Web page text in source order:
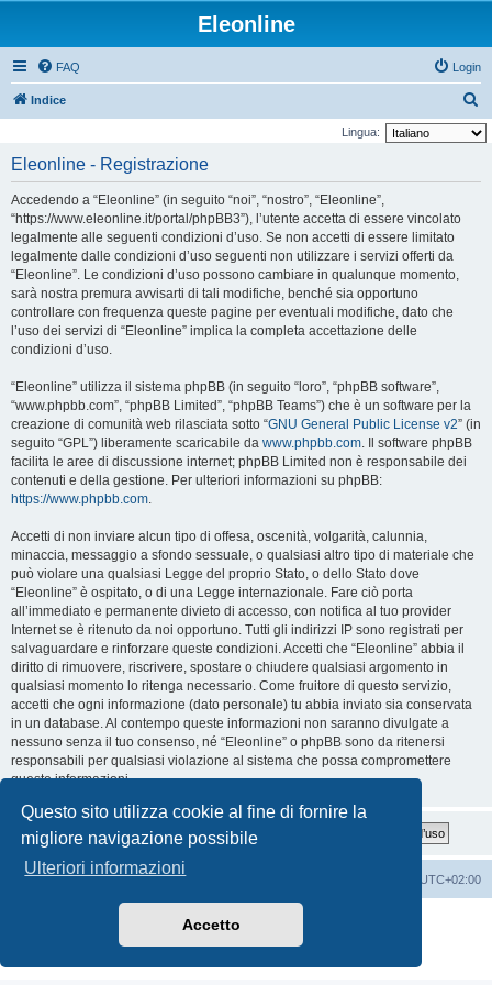
Questo sito utilizza cookie al fine di fornire la
migliore navigazione possibile
Ulteriori informazioni
Accetto
Eleonline
FAQ Login
Indice
e
Lingua:
Eleonline - Registrazione
Accedendo a “Eleonline” (in seguito “noi”, “nostro”, “Eleonline”,
“https://www.eleonline.it/portal/phpBB3”), l’utente accetta di essere vincolato
legalmente alle seguenti condizioni d’uso. Se non accetti di essere limitato
legalmente dalle condizioni d’uso seguenti non utilizzare i servizi offerti da
“Eleonline”. Le condizioni d’uso possono cambiare in qualunque momento,
sarà nostra premura avvisarti di tali modifiche, benché sia opportuno
controllare con frequenza queste pagine per eventuali modifiche, dato che
l’uso dei servizi di “Eleonline” implica la completa accettazione delle
condizioni d’uso.
“Eleonline” utilizza il sistema phpBB (in seguito “loro”, “phpBB software”,
“www.phpbb.com”, “phpBB Limited”, “phpBB Teams”) che è un software per la
creazione di comunità web rilasciata sotto “GNU General Public License v2” (in
seguito “GPL”) liberamente scaricabile da www.phpbb.com. Il software phpBB
facilita le aree di discussione internet; phpBB Limited non è responsabile dei
contenuti e della gestione. Per ulteriori informazioni su phpBB:
https://www.phpbb.com.
Accetti di non inviare alcun tipo di offesa, oscenità, volgarità, calunnia,
minaccia, messaggio a sfondo sessuale, o qualsiasi altro tipo di materiale che
può violare una qualsiasi Legge del proprio Stato, o dello Stato dove
“Eleonline” è ospitato, o di una Legge internazionale. Fare ciò porta
all’immediato e permanente divieto di accesso, con notifica al tuo provider
Internet se è ritenuto da noi opportuno. Tutti gli indirizzi IP sono registrati per
salvaguardare e rinforzare queste condizioni. Accetti che “Eleonline” abbia il
diritto di rimuovere, riscrivere, spostare o chiudere qualsiasi argomento in
qualsiasi momento lo ritenga necessario. Come fruitore di questo servizio,
accetti che ogni informazione (dato personale) tu abbia inviato sia conservata
in un database. Al contempo queste informazioni non saranno divulgate a
nessuno senza il tuo consenso, né “Eleonline” o phpBB sono da ritenersi
responsabili per qualsiasi violazione al sistema che possa compromettere
queste informazioni.
Indice UTC+02:00
phpBB
® Forum Software © phpBB Limited